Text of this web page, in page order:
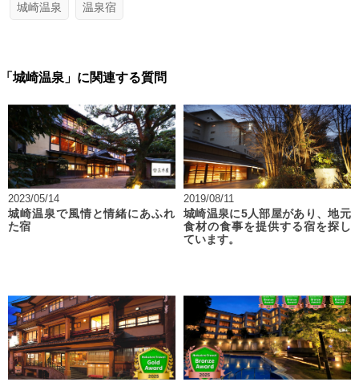
城崎温泉 温泉宿
「城崎温泉」に関連する質問
2023/05/14
城崎温泉で風情と情緒にあふれ
た宿
2019/08/11
城崎温泉に5人部屋があり、地元
食材の食事を提供する宿を探し
ています。